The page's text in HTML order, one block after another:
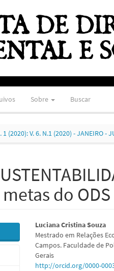
Sobre Buscar
1 (2020): V. 6. N.1 (2020) - JANEIRO -
do
Conteúdo
do
artigo
Luciana Cristina Souza
Mestrado em Relações
Campos. Faculdade de
Gerais
http://orcid.org/0000-